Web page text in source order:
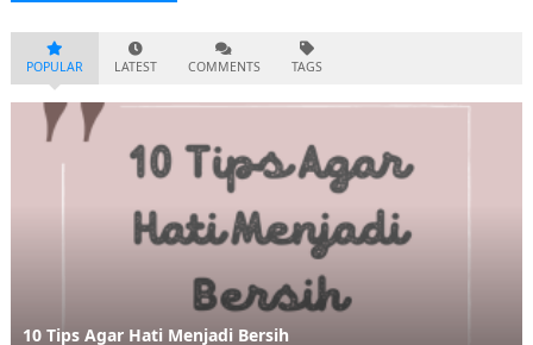
POPULAR LATEST COMMENTS TAGS
10 Tips Agar Hati Menjadi Bersih